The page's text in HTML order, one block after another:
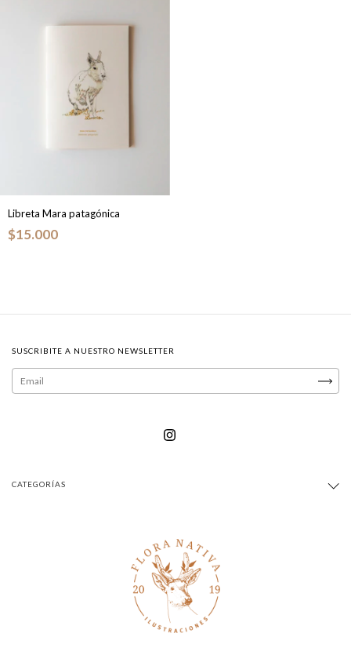
Libreta Mara patagónica
$15.000
SUSCRIBITE A NUESTRO NEWSLETTER
CATEGORÍAS